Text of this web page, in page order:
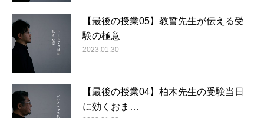
【最後の授業05】教誓先生が伝える受
験の極意
2023.01.30
【最後の授業04】柏木先生の受験当日
に効くおま…